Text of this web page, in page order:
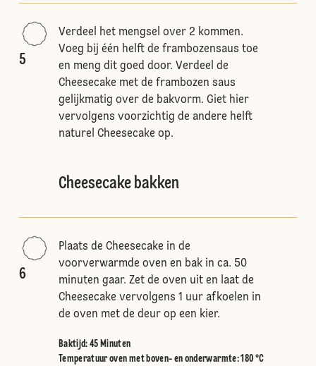
5
Verdeel het mengsel over 2 kommen.
Voeg bij één helft de frambozensaus toe
en meng dit goed door. Verdeel de
Cheesecake met de frambozen saus
gelijkmatig over de bakvorm. Giet hier
vervolgens voorzichtig de andere helft
naturel Cheesecake op.
Cheesecake bakken
6
Plaats de Cheesecake in de
voorverwarmde oven en bak in ca. 50
minuten gaar. Zet de oven uit en laat de
Cheesecake vervolgens 1 uur afkoelen in
de oven met de deur op een kier.
Baktijd: 45 Minuten
Temperatuur oven met boven- en onderwarmte:180 °C